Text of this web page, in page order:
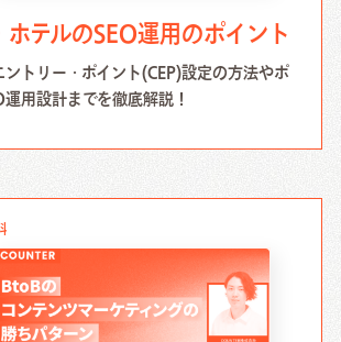
テルのSEO運用のポイント
ントリー・ポイント(CEP)設定の方法やポ
運用設計までを徹底解説！